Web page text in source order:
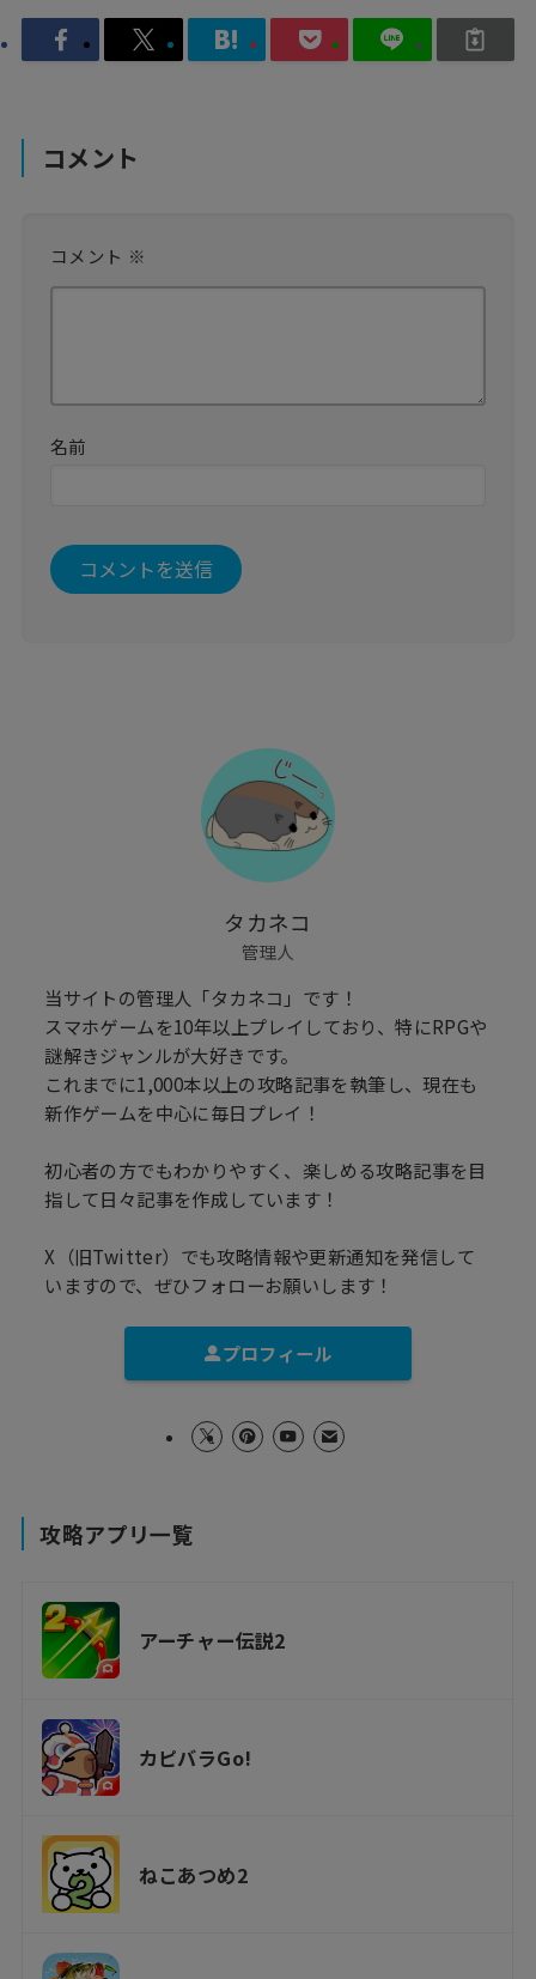
コメント
コメント ※
名前
タカネコ
管理人
当サイトの管理人「タカネコ」です！
スマホゲームを10年以上プレイしており、特にRPGや
謎解きジャンルが大好きです。
これまでに1,000本以上の攻略記事を執筆し、現在も
新作ゲームを中心に毎日プレイ！
初心者の方でもわかりやすく、楽しめる攻略記事を目
指して日々記事を作成しています！
X（旧Twitter）でも攻略情報や更新通知を発信して
いますので、ぜひフォローお願いします！
プロフィール
攻略アプリ一覧
アーチャー伝説2
カピバラGo!
ねこあつめ2